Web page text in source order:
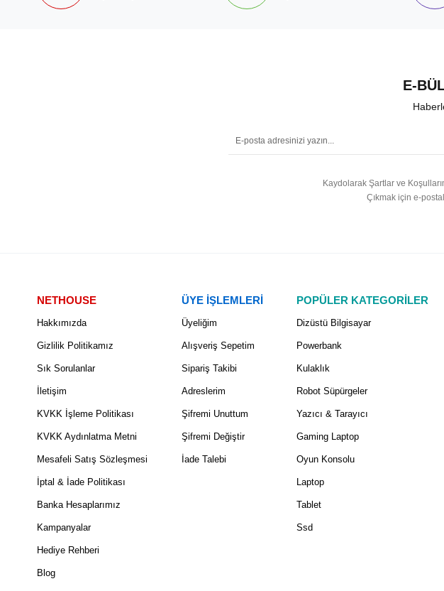
E-
Kaydolarak Şartlar ve
Çıkmak için e-
NETHOUSE
Hakkımızda
Gizlilik Politikamız
Sık Sorulanlar
İletişim
KVKK İşleme Politikası
KVKK Aydınlatma Metni
Mesafeli Satış Sözleşmesi
İptal & İade Politikası
Banka Hesaplarımız
Kampanyalar
Hediye Rehberi
Blog
ÜYE İŞLEMLERİ
Üyeliğim
Alışveriş Sepetim
Sipariş Takibi
Adreslerim
Şifremi Unuttum
Şifremi Değiştir
İade Talebi
POPÜLER KATEGORİLER
Dizüstü Bilgisayar
Powerbank
Kulaklık
Robot Süpürgeler
Yazıcı & Tarayıcı
Gaming Laptop
Oyun Konsolu
Laptop
Tablet
Ssd